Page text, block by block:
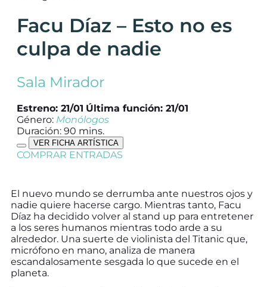
Facu Díaz – Esto no es
culpa de nadie
Sala Mirador
Estreno: 21/01 Última función: 21/01
Género: Monólogos
Duración: 90 mins.
VER FICHA ARTÍSTICA
COMPRAR ENTRADAS
El nuevo mundo se derrumba ante nuestros ojos y
nadie quiere hacerse cargo. Mientras tanto, Facu
Díaz ha decidido volver al stand up para entretener
a los seres humanos mientras todo arde a su
alrededor. Una suerte de violinista del Titanic que,
micrófono en mano, analiza de manera
escandalosamente sesgada lo que sucede en el
planeta.